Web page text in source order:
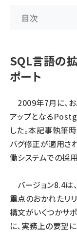
目次
SQL言語の
ポート
2009年7月に、
アップとなる
した。本記事執筆
バグ修正が適用さ
働システムでの採
バージョン8.4は
重点のおかれたリ
構文がいくつかサ
に、実務上の要望